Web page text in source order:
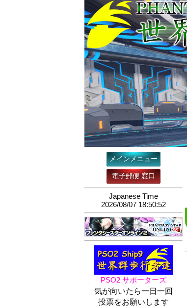
メインメニュー
電子郵便 窓口
Japanese Time
2026/08/07 18:50:53
PSO2 サポーターズ
気が向いたら一日一回
投票をお願いします